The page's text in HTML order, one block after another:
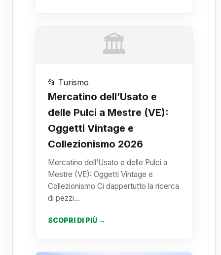
🏛️
📂 Turismo
Mercatino dell’Usato e
delle Pulci a Mestre (VE):
Oggetti Vintage e
Collezionismo 2026
Mercatino dell’Usato e delle Pulci a
Mestre (VE): Oggetti Vintage e
Collezionismo Ci dappertutto la ricerca
di pezzi…
SCOPRI DI PIÙ →